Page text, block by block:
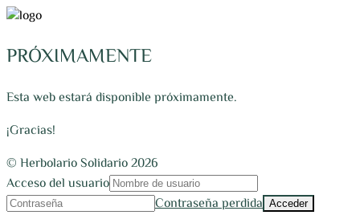
PRÓXIMAMENTE
Esta web estará disponible próximamente.
¡Gracias!
© Herbolario Solidario 2026
Acceso del usuario
Contraseña perdida